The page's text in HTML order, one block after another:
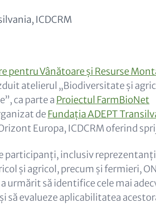
ICDCRM
pentru Vânătoare și Resurse
atelierul „Biodiversitate și
ca parte a Proiectul FarmBioNet
deFundația ADEPT
Europa, ICDCRM oferind
participanți, inclusiv
și agricol, precum și fermieri,
urmărit să identifice cele mai
să evalueze aplicabilitatea